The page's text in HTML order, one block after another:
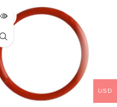
O
UT
USD